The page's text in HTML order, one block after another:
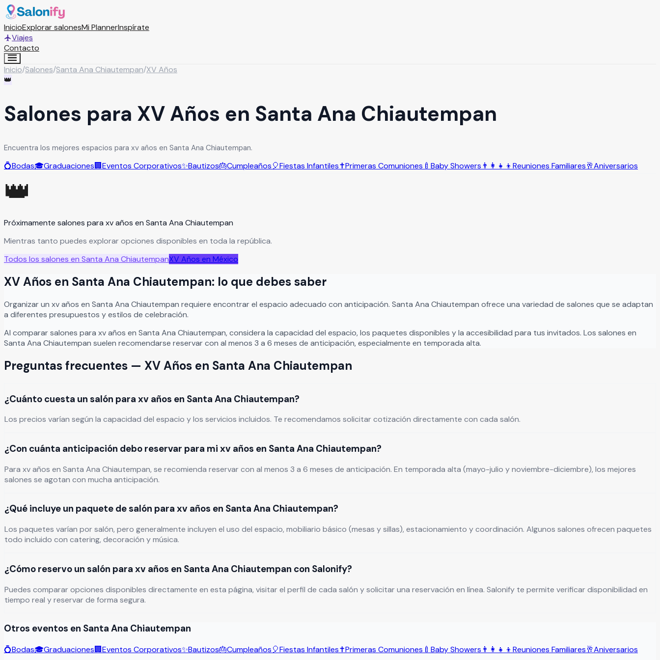
InicioExplorar salonesMi PlannerInspírate
Viajes
Contacto
Inicio/Salones/Santa Ana Chiautempan/XV Años
👑
Salones para XV Años en Santa Ana Chiautempan
Encuentra los mejores espacios para xv años en Santa Ana Chiautempan.
💍Bodas🎓Graduaciones🏢Eventos Corporativos✨Bautizos🎂Cumpleaños🎈Fiestas Infantiles✝️Primeras Comuniones 🍼 Baby Showers 👨‍👩‍👧‍👦 Reuniones Familiares🥂Aniversarios
👑
Próximamente salones para xv años en Santa Ana Chiautempan
Mientras tanto puedes explorar opciones disponibles en toda la república.
Todos los salones en Santa Ana ChiautempanXV Años en México
XV Años en Santa Ana Chiautempan: lo que debes saber
Organizarun xv años en Santa Ana Chiautempan requiere encontrar el espacio adecuado con anticipación. Santa Ana Chiautempan ofrece una variedad de salones que se adaptan
a diferentes presupuestos y estilos de celebración.
Al comparar salones para xv años en Santa Ana Chiautempan, considera la capacidad del espacio, los paquetes disponibles y la accesibilidad para tus invitados. Los salones en
Santa Ana Chiautempan suelen recomendarse reservar con al menos 3 a 6 meses de anticipación, especialmente en temporada alta.
Preguntas frecuentes — XV Años en Santa Ana Chiautempan
¿Cuánto cuesta un salón para xv años en Santa Ana Chiautempan?
Los precios varían según la capacidad del espacio y los servicios incluidos. Te recomendamos solicitar cotización directamente con cada salón.
¿Con cuánta anticipación debo reservar para mi xv años en Santa Ana Chiautempan?
Para xv años en Santa Ana Chiautempan, se recomienda reservar con al menos 3 a 6 meses de anticipación. En temporada alta (mayo-julio y noviembre-diciembre), los mejores
salones se agotan con mucha anticipación.
¿Qué incluye un paquete de salón para xv años en Santa Ana Chiautempan?
Los paquetes varían por salón, pero generalmente incluyen el uso del espacio, mobiliario básico (mesas y sillas), estacionamiento y coordinación. Algunos salones ofrecen paquetes
todo incluido con catering, decoración y música.
¿Cómo reservo un salón para xv años en Santa Ana Chiautempan con Salonify?
Puedes comparar opciones disponibles directamente en esta página, visitar el perfil de cada salón y solicitar una reservación en línea. Salonify te permite verificar disponibilidad en
tiempo real y reservar de forma segura.
Otros eventos en Santa Ana Chiautempan
💍Bodas🎓Graduaciones🏢Eventos Corporativos✨Bautizos🎂Cumpleaños🎈Fiestas Infantiles✝️Primeras Comuniones 🍼 Baby Showers 👨‍👩‍👧‍👦 Reuniones Familiares🥂Aniversarios